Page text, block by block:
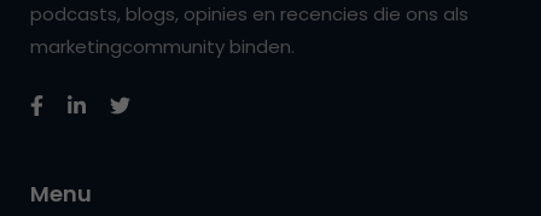
podcasts, blogs, opinies en recencies die ons als
marketingcommunity binden.
Menu